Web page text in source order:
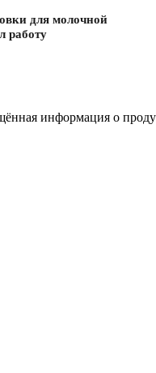
для молочной
работу
информация о